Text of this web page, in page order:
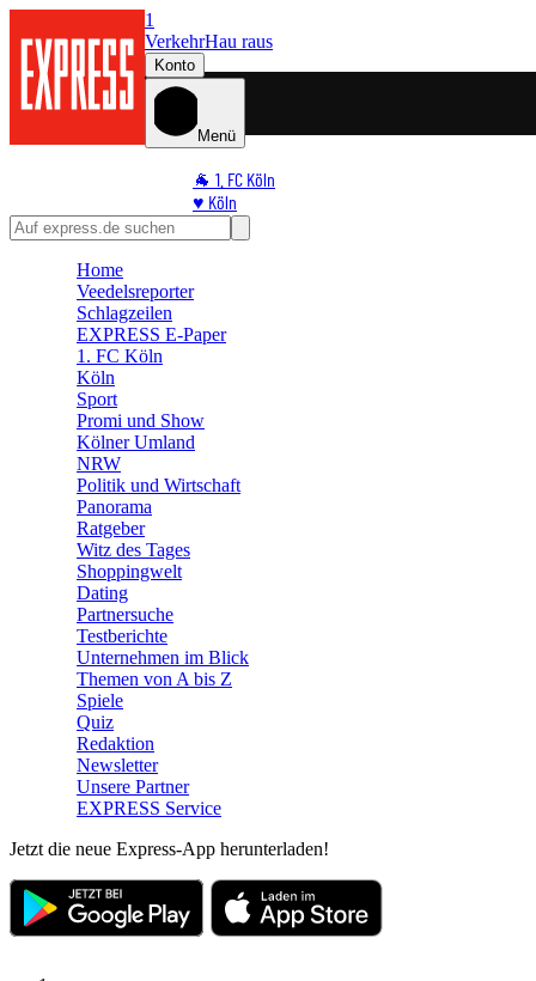
1
VerkehrHau raus
Konto
Menü
🐐 1. FC Köln
♥️ Köln
⭐ Promi
🛒 Shoppingwelt
Home
Veedelsreporter
Schlagzeilen
EXPRESS E-Paper
1. FC Köln
Köln
Sport
Promi und Show
Kölner Umland
NRW
Politik und Wirtschaft
Panorama
Ratgeber
Witz des Tages
Shoppingwelt
Dating
Partnersuche
Testberichte
Unternehmen im Blick
Themen von A bis Z
Spiele
Quiz
Redaktion
Newsletter
Unsere Partner
EXPRESS Service
Jetzt die neue Express-App herunterladen!